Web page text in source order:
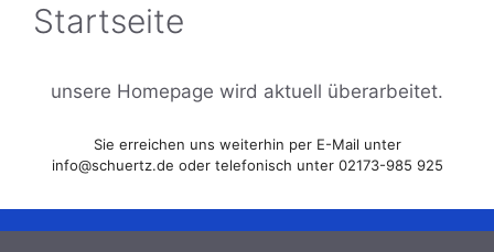
Startseite
unsere Homepage wird aktuell überarbeitet.
Sie erreichen uns weiterhin per E-Mail unter
info@schuertz.de oder telefonisch unter 02173-985 925